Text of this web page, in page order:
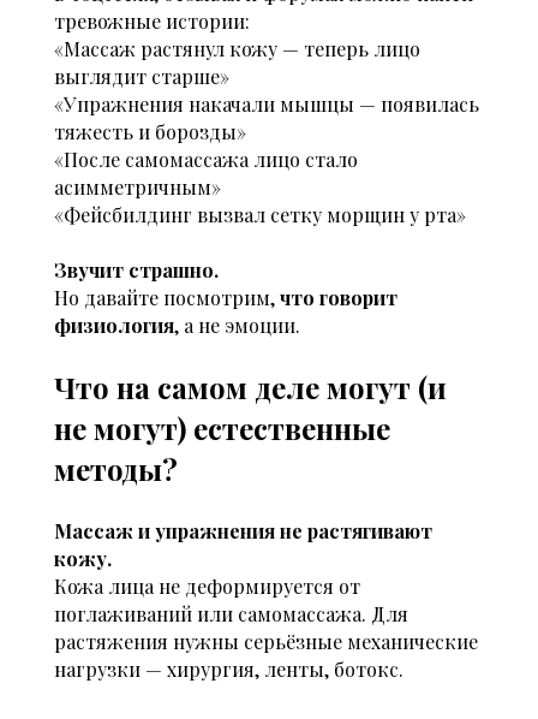
тревожные истории:
«Массаж растянул кожу — теперь лицо
выглядит старше»
«Упражнения накачали мышцы — появилась
тяжесть и борозды»
«После самомассажа лицо стало
асимметричным»
«Фейсбилдинг вызвал сетку морщин у рта»
Звучит страшно.
Но давайте посмотрим,что говорит
физиология, а не эмоции.
Что на самом деле могут (и
не могут) естественные
методы?
Массаж и упражнения не растягивают
кожу.
Кожа лица не деформируется от
поглаживаний или самомассажа. Для
растяжения нужны серьёзные механические
нагрузки — хирургия, ленты, ботокс.